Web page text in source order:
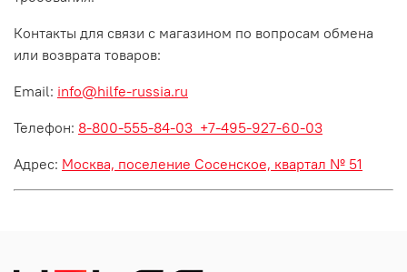
Контакты для связи с магазином по вопросам обмена
или возврата товаров:
Email: info@hilfe-russia.ru
Телефон: 8-800-555-84-03 +7-495-927-60-03
Адрес: Москва, поселение Сосенское, квартал № 51